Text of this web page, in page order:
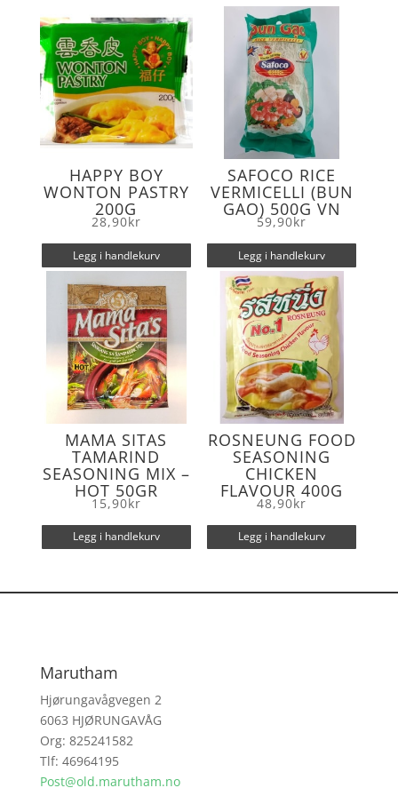
k
HAPPY BOY
WONTON PASTRY
200G
28,90kr
Legg i handlekurv
SAFOCO RICE
VERMICELLI (BUN
GAO) 500G VN
59,90kr
Legg i handlekurv
MAMA SITAS
TAMARIND
SEASONING MIX –
HOT 50GR
15,90kr
Legg i handlekurv
ROSNEUNG FOOD
SEASONING
CHICKEN
FLAVOUR 400G
48,90kr
Legg i handlekurv
Marutham
Hjørungavågvegen 2
6063 HJØRUNGAVÅG
Org: 825241582
Tlf: 46964195
Post@old.marutham.no